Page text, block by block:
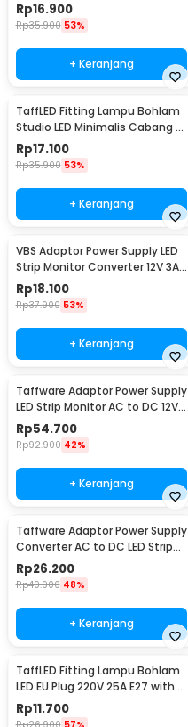
Rp16.900
Rp35.900 53%
+ Keranjang
TaffLED Fitting Lampu Bohlam
Studio LED Minimalis Cabang 3
E27 220V - HU-350
Rp17.100
Rp35.900 53%
+ Keranjang
VBS Adaptor Power Supply LED
Strip Monitor Converter 12V 3A
36W - AYD-1230
Rp18.100
Rp37.900 53%
+ Keranjang
Taffware Adaptor Power Supply
LED Strip Monitor AC to DC 12V
10A - AYD-12100
Rp54.700
Rp92.900 42%
+ Keranjang
Taffware Adaptor Power Supply
Converter AC to DC LED Strip
24V 2A - 2420 / 1820
Rp26.200
Rp49.900 48%
+ Keranjang
TaffLED Fitting Lampu Bohlam
LED EU Plug 220V 25A E27 with
Switch - HF-666
Rp11.700